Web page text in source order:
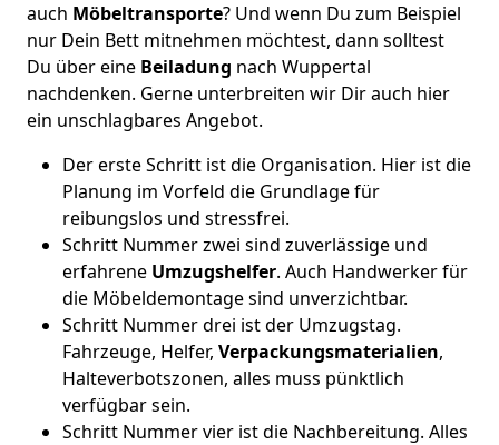
auch Möbeltransporte? Und wenn Du zum Beispiel
nur Dein Bett mitnehmen möchtest, dann solltest
Du über eine Beiladung nach Wuppertal
nachdenken. Gerne unterbreiten wir Dir auch hier
ein unschlagbares Angebot.
Der erste Schritt ist die Organisation. Hier ist die
Planung im Vorfeld die Grundlage für
reibungslos und stressfrei.
Schritt Nummer zwei sind zuverlässige und
erfahrene Umzugshelfer. Auch Handwerker für
die Möbeldemontage sind unverzichtbar.
Schritt Nummer drei ist der Umzugstag.
Fahrzeuge, Helfer, Verpackungsmaterialien,
Halteverbotszonen, alles muss pünktlich
verfügbar sein.
Schritt Nummer vier ist die Nachbereitung. Alles